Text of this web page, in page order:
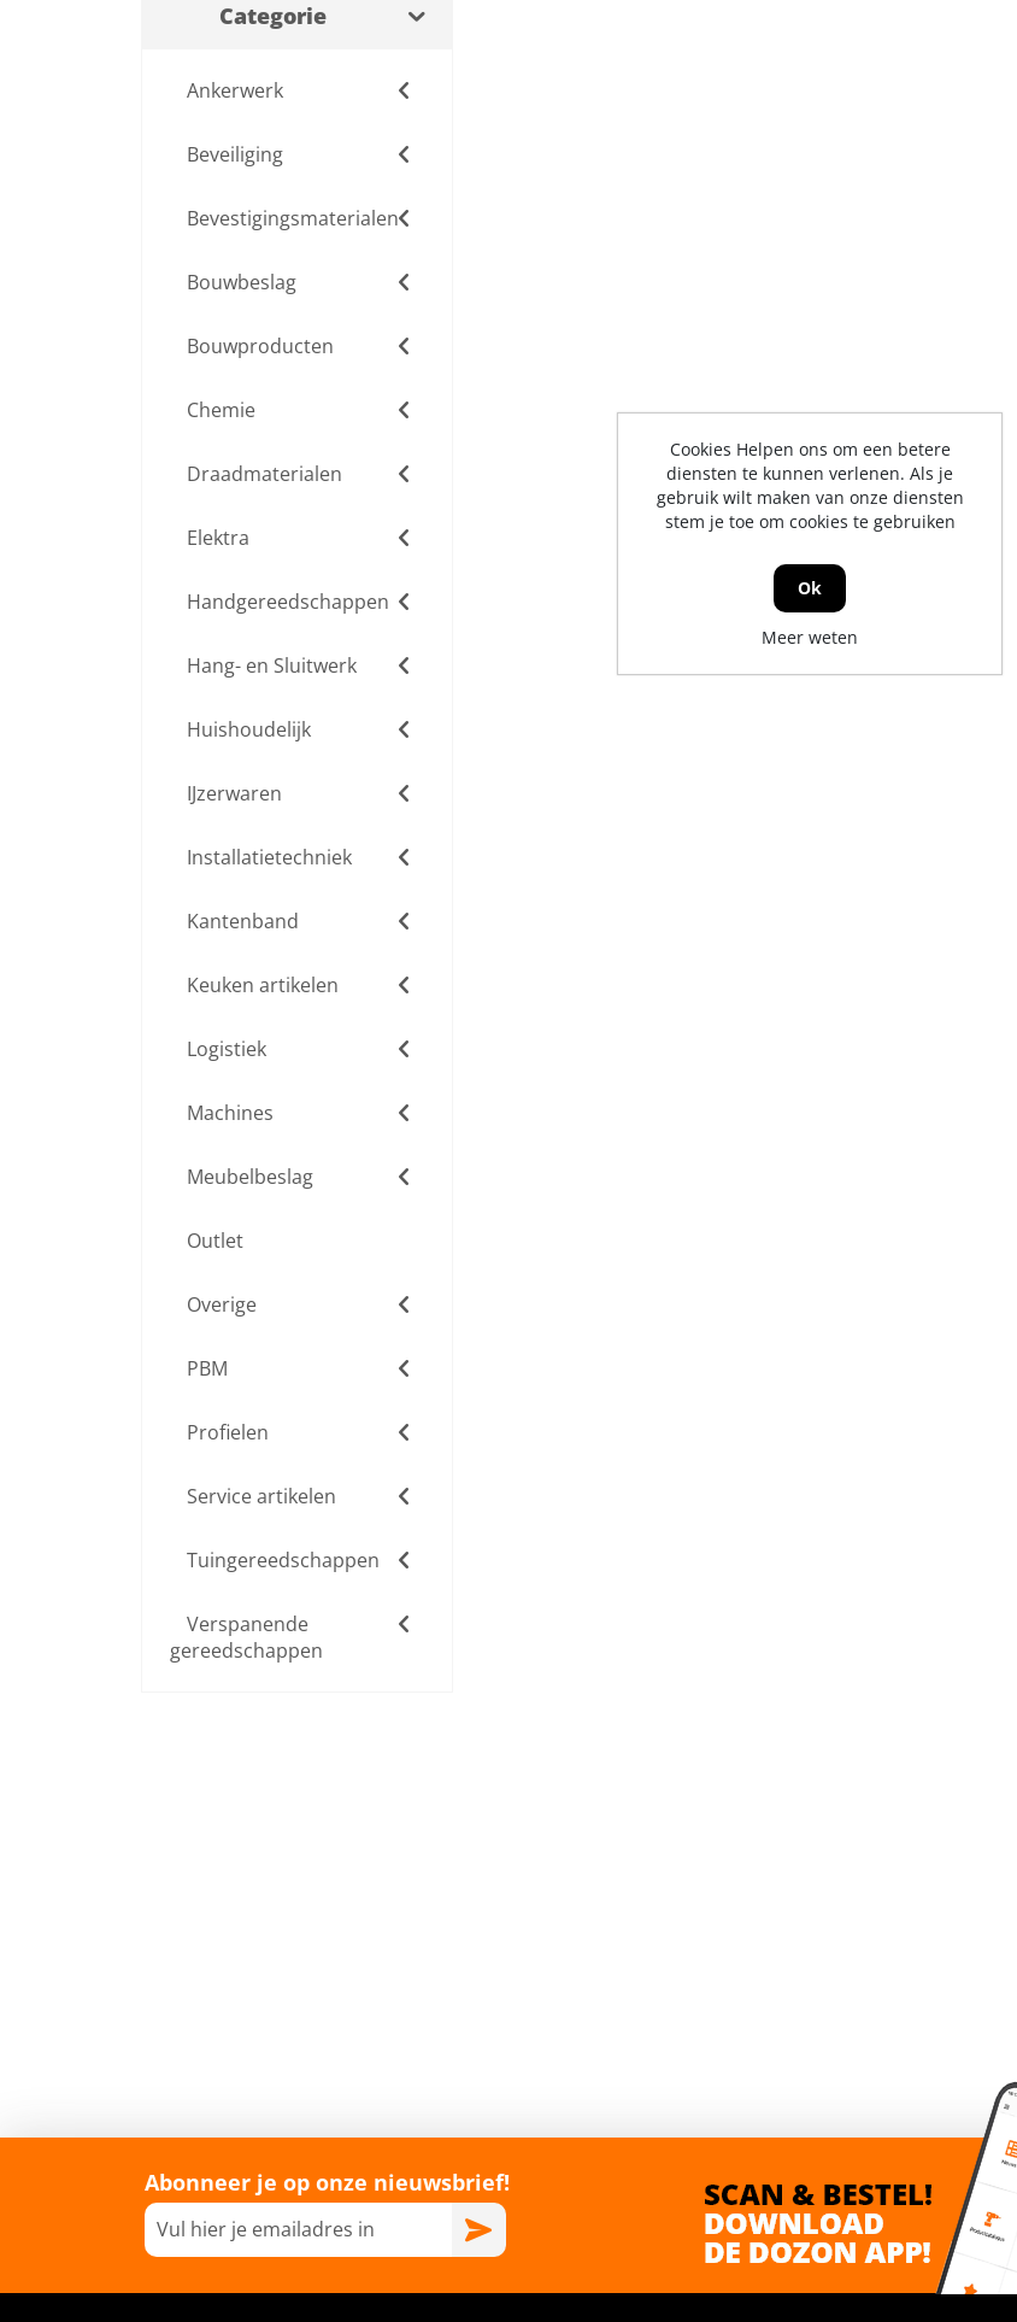
Categorie
Ankerwerk
Beveiliging
Bevestigingsmaterialen
Bouwbeslag
Bouwproducten
Chemie
Draadmaterialen
Elektra
Handgereedschappen
Hang- en Sluitwerk
Huishoudelijk
IJzerwaren
Installatietechniek
Kantenband
Keuken artikelen
Logistiek
Machines
Meubelbeslag
Outlet
Overige
PBM
Profielen
Service artikelen
Tuingereedschappen
Verspanende
gereedschappen
Abonneer je op onze nieuwsbrief!
Cookies Helpen ons om een betere
diensten te kunnen verlenen. Als je
gebruik wilt maken van onze diensten
stem je toe om cookies te gebruiken
Ok
Meer weten